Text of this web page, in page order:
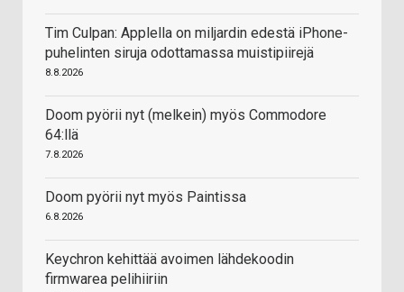
Tim Culpan: Applella on miljardin edestä iPhone-
puhelinten siruja odottamassa muistipiirejä
8.8.2026
Doom pyörii nyt (melkein) myös Commodore
64:llä
7.8.2026
Doom pyörii nyt myös Paintissa
6.8.2026
Keychron kehittää avoimen lähdekoodin
firmwarea pelihiiriin